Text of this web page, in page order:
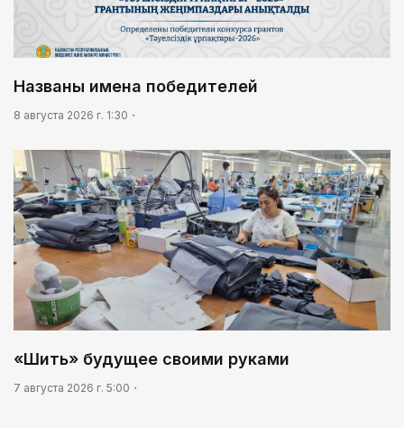
Названы имена победителей
8 августа 2026 г. 1:30
«Шить» будущее своими руками
7 августа 2026 г. 5:00